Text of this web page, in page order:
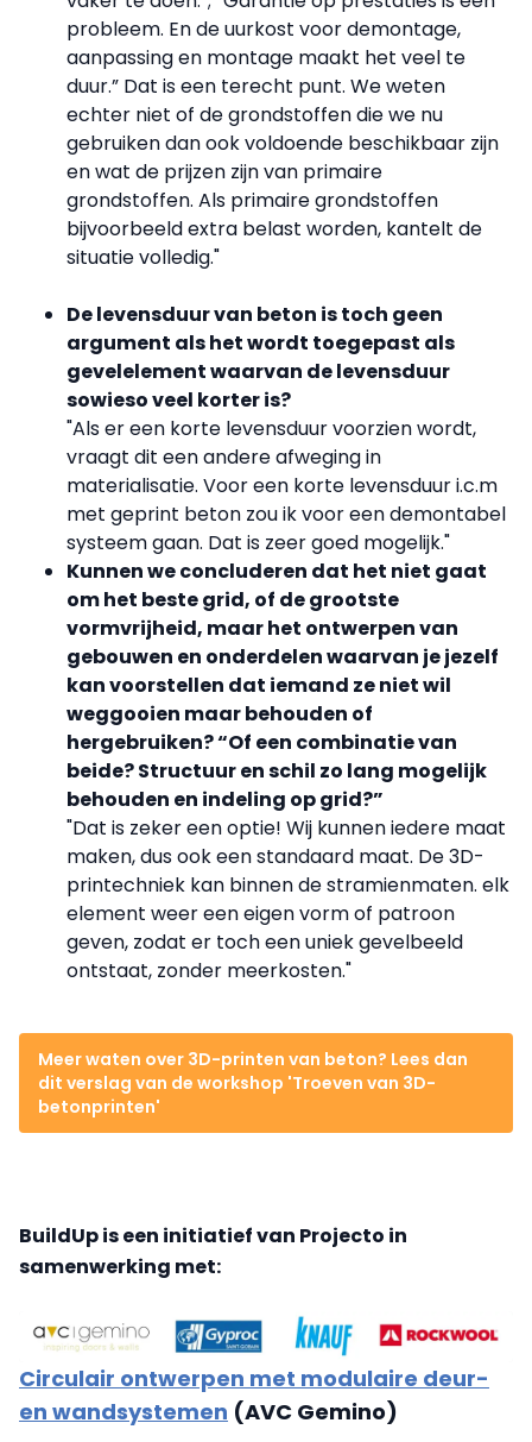
probleem. En de uurkost voor demontage,
aanpassing en montage maakt het veel te
duur.” Dat is een terecht punt. We weten
echter niet of de grondstoffen die we nu
gebruiken dan ook voldoende beschikbaar zijn
en wat de prijzen zijn van primaire
grondstoffen. Als primaire grondstoffen
bijvoorbeeld extra belast worden, kantelt de
situatie volledig."
De levensduur van beton is toch geen
argument als het wordt toegepast als
gevelelement waarvan de levensduur
sowieso veel korter is?
"Als er een korte levensduur voorzien wordt,
vraagt dit een andere afweging in
materialisatie. Voor een korte levensduur i.c.m
met geprint beton zou ik voor een demontabel
systeem gaan. Dat is zeer goed mogelijk."
Kunnen we concluderen dat het niet gaat
om het beste grid, of de grootste
vormvrijheid, maar het ontwerpen van
gebouwen en onderdelen waarvan je jezelf
kan voorstellen dat iemand ze niet wil
weggooien maar behouden of
hergebruiken? “Of een combinatie van
beide? Structuur en schil zo lang mogelijk
behouden en indeling op grid?”
"Dat is zeker een optie! Wij kunnen iedere maat
maken, dus ook een standaard maat. De 3D-
printechniek kan binnen de stramienmaten. elk
element weer een eigen vorm of patroon
geven, zodat er toch een uniek gevelbeeld
ontstaat, zonder meerkosten."
Meer waten over 3D-printen van beton? Lees dan
dit verslag van de workshop 'Troeven van 3D-
betonprinten'
BuildUp is een initiatief van Projecto in
samenwerking met:
Circulair ontwerpen met modulaire deur-
en wandsystemen (AVC Gemino)